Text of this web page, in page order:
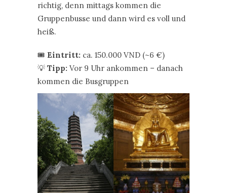
richtig, denn mittags kommen die
Gruppenbusse und dann wird es voll und
heiß.
🎟️ Eintritt: ca. 150.000 VND (~6 €)
💡 Tipp: Vor 9 Uhr ankommen – danach
kommen die Busgruppen